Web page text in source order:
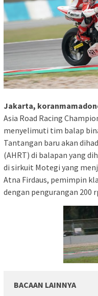
Jakarta,
Asia Road Racing
menyelimuti tim balap
Tantangan baru akan
(AHRT) di balapan yang
di sirkuit Motegi yang
Atna Firdaus, pemimpin
dengan pengurangan 200
BACAAN LAINNYA